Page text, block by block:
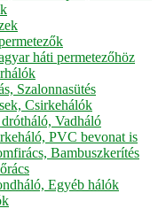
háti permetezőhöz
Szalonnasütés
Csirkehálók
Vadháló
PVC bevonat is
Bambuszkerítés
Egyéb hálók